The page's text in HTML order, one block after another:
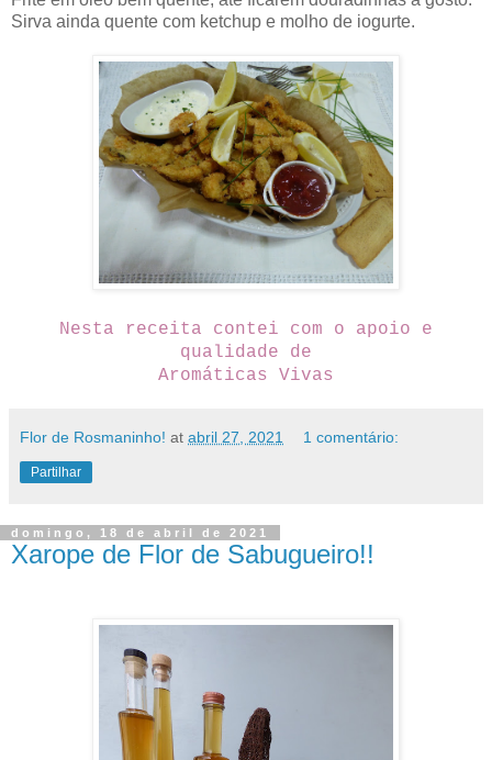
Sirva ainda quente com ketchup e molho de iogurte.
Nesta receita contei com o apoio e
qualidade de
Aromáticas Vivas
Flor de Rosmaninho! at abril 27, 2021 1 comentário:
Partilhar
domingo, 18 de abril de 2021
Xarope de Flor de Sabugueiro!!